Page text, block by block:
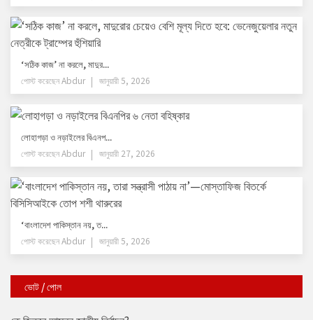
‘সঠিক কাজ’ না করলে, মাদুর...
পোস্ট করেছেনAbdur জানুয়ারী 5, 2026
লোহাগড়া ও নড়াইলের বিএনপ...
পোস্ট করেছেনAbdur জানুয়ারী 27, 2026
‘বাংলাদেশ পাকিস্তান নয়, ত...
পোস্ট করেছেনAbdur জানুয়ারী 5, 2026
ভোট / পোল